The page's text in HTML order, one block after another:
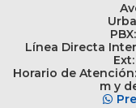
Línea Directa
Horario de
m y